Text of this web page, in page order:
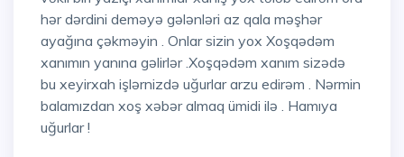
hər dərdini deməyə gələnləri az qala məşhər
ayağına çəkməyin . Onlar sizin yox Xoşqədəm
xanımın yanına gəlirlər .Xoşqədəm xanım sizədə
bu xeyirxah işlərnizdə uğurlar arzu edirəm . Nərmin
balamızdan xoş xəbər almaq ümidi ilə . Hamıya
uğurlar !